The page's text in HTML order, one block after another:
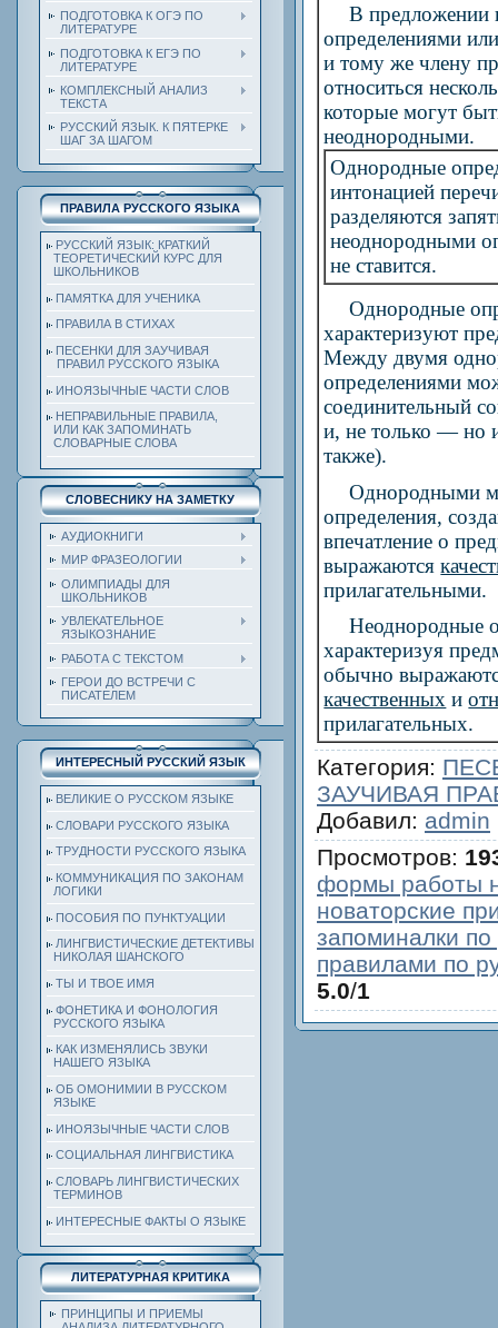
ПОДГОТОВКА К ОГЭ ПО
ЛИТЕРАТУРЕ
ПОДГОТОВКА К ЕГЭ ПО
ЛИТЕРАТУРЕ
КОМПЛЕКСНЫЙ АНАЛИЗ
ТЕКСТА
РУССКИЙ ЯЗЫК. К ПЯТЕРКЕ
ШАГ ЗА ШАГОМ
ПРАВИЛА РУССКОГО ЯЗЫКА
РУССКИЙ ЯЗЫК: КРАТКИЙ
ТЕОРЕТИЧЕСКИЙ КУРС ДЛЯ
ШКОЛЬНИКОВ
ПАМЯТКА ДЛЯ УЧЕНИКА
ПРАВИЛА В СТИХАХ
ПЕСЕНКИ ДЛЯ ЗАУЧИВАЯ
ПРАВИЛ РУССКОГО ЯЗЫКА
ИНОЯЗЫЧНЫЕ ЧАСТИ СЛОВ
НЕПРАВИЛЬНЫЕ ПРАВИЛА,
ИЛИ КАК ЗАПОМИНАТЬ
СЛОВАРНЫЕ СЛОВА
СЛОВЕСНИКУ НА ЗАМЕТКУ
АУДИОКНИГИ
МИР ФРАЗЕОЛОГИИ
ОЛИМПИАДЫ ДЛЯ
ШКОЛЬНИКОВ
УВЛЕКАТЕЛЬНОЕ
ЯЗЫКОЗНАНИЕ
РАБОТА С ТЕКСТОМ
ГЕРОИ ДО ВСТРЕЧИ С
ПИСАТЕЛЕМ
ИНТЕРЕСНЫЙ РУССКИЙ ЯЗЫК
ВЕЛИКИЕ О РУССКОМ ЯЗЫКЕ
СЛОВАРИ РУССКОГО ЯЗЫКА
ТРУДНОСТИ РУССКОГО ЯЗЫКА
КОММУНИКАЦИЯ ПО ЗАКОНАМ
ЛОГИКИ
ПОСОБИЯ ПО ПУНКТУАЦИИ
ЛИНГВИСТИЧЕСКИЕ ДЕТЕКТИВЫ
НИКОЛАЯ ШАНСКОГО
ТЫ И ТВОЕ ИМЯ
ФОНЕТИКА И ФОНОЛОГИЯ
РУССКОГО ЯЗЫКА
КАК ИЗМЕНЯЛИСЬ ЗВУКИ
НАШЕГО ЯЗЫКА
ОБ ОМОНИМИИ В РУССКОМ
ЯЗЫКЕ
ИНОЯЗЫЧНЫЕ ЧАСТИ СЛОВ
СОЦИАЛЬНАЯ ЛИНГВИСТИКА
СЛОВАРЬ ЛИНГВИСТИЧЕСКИХ
ТЕРМИНОВ
ИНТЕРЕСНЫЕ ФАКТЫ О ЯЗЫКЕ
ЛИТЕРАТУРНАЯ КРИТИКА
ПРИНЦИПЫ И ПРИЕМЫ
В предложении
определениями
и тому же члену
относиться
которые могут
неоднородными.
Однородные
интонацией
разделяются
неоднородными
не ставится.
Однородные
характеризуют
Между двумя
определениями
соединительный
и, не только — но
также).
Однородными
определения,
впечатление о
выражаются
прилагательными.
Неоднородные
характеризуя
обычно
качественных и
прилагательных.
Категория:
ЗАУЧИВАЯ
Добавил: admin
Просмотров:
формы работы
новаторские
запоминалки
правилами по
5.0/1